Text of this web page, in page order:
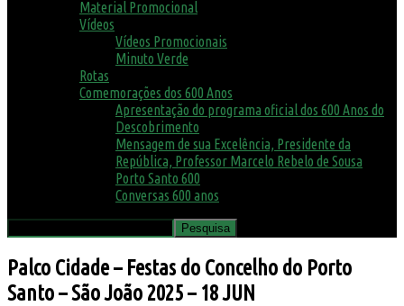
Material Promocional
Vídeos
Vídeos Promocionais
Minuto Verde
Rotas
Comemorações dos 600 Anos
Apresentação do programa oficial dos 600 Anos do
Descobrimento
Mensagem de sua Excelência, Presidente da
República, Professor Marcelo Rebelo de Sousa
Porto Santo 600
Conversas 600 anos
Palco Cidade – Festas do Concelho do Porto
Santo – São João 2025 – 18 JUN